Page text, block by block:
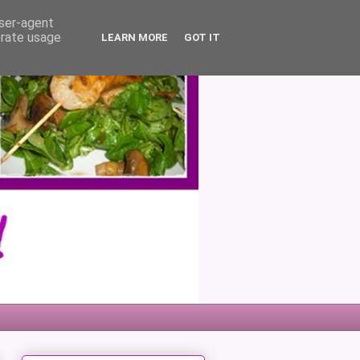
agent
usage
LEARN MORE GOT IT